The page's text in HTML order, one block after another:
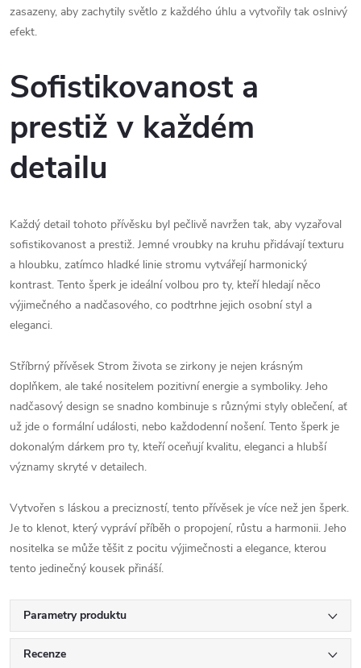
zasazeny, aby zachytily světlo z každého úhlu a vytvořily tak oslnivý
efekt.
Sofistikovanost a
prestiž v každém
detailu
Každý detail tohoto přívěsku byl pečlivě navržen tak, aby vyzařoval
sofistikovanost a prestiž. Jemné vroubky na kruhu přidávají texturu
a hloubku, zatímco hladké linie stromu vytvářejí harmonický
kontrast. Tento šperk je ideální volbou pro ty, kteří hledají něco
výjimečného a nadčasového, co podtrhne jejich osobní styl a
eleganci.
Stříbrný přívěsek Strom života se zirkony je nejen krásným
doplňkem, ale také nositelem pozitivní energie a symboliky. Jeho
nadčasový design se snadno kombinuje s různými styly oblečení, ať
už jde o formální události, nebo každodenní nošení. Tento šperk je
dokonalým dárkem pro ty, kteří oceňují kvalitu, eleganci a hlubší
významy skryté v detailech.
Vytvořen s láskou a precizností, tento přívěsek je více než jen šperk.
Je to klenot, který vypráví příběh o propojení, růstu a harmonii. Jeho
nositelka se může těšit z pocitu výjimečnosti a elegance, kterou
tento jedinečný kousek přináší.
Parametry produktu
Recenze